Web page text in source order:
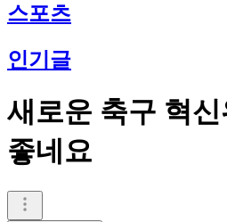
스포츠
인기글
새로운 축구 혁
좋네요